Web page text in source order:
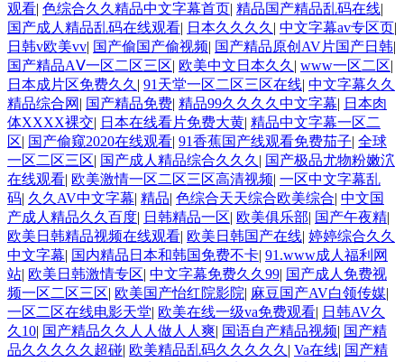
观看| 色综合久久精品中文字幕首页| 精品国产精品乱码在线|
国产成人精品乱码在线观看| 日本久久久久 | 中文字幕av专区页|
日韩v欧美vv| 国产偷国产偷视频| 国产精品原创AV片国产日韩|
国产精品AⅤ一区二区三区| 欧美中文日本久久 | www一区二区|
日本成片区免费久久 | 91天堂一区二区三区在线| 中文字幕久久
精品综合网 | 国产精品免费| 精品99久久久久中文字幕| 日本肉
体XXXX裸交| 日本在线看片免费大黄| 精品中文字幕一区二
区| 国产偷窥2020在线观看| 91香蕉国产线观看免费茄子| 全球
一区二区三区| 国产成人精品综合久久久 | 国产极品尤物粉嫩泬
在线观看| 欧美激情一区二区三区高清视频| 一区中文字幕乱
码| 久久AV中文字幕| 精品| 色综合天天综合欧美综合| 中文国
产成人精品久久百度| 日韩精品一区| 欧美俱乐部| 国产午夜精|
欧美日韩精品视频在线观看| 欧美日韩国产在线| 婷婷综合久久
中文字幕| 国内精品日本和韩国免费不卡| 91.www成人福利网
站| 欧美日韩激情专区| 中文字幕免费久久99| 国产成人免费视
频一区二区三区| 欧美国产怡红院影院| 麻豆国产AV白领传媒|
一区二区在线电影天堂| 欧美在线一级va免费观看| 日韩AV久
久10| 国产精品久久人人做人人爽| 国语自产精品视频| 国产精
品久久久久久超碰| 欧美精品乱码久久久久久 | Va在线| 国产精